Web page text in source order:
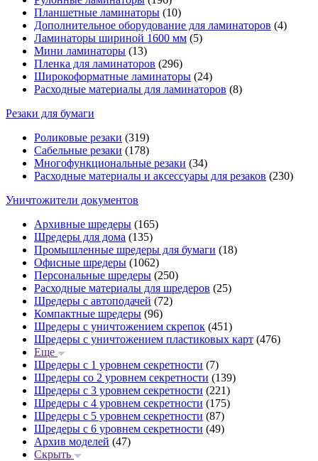
Планшетные ламинаторы (10)
Дополнительное оборудование для ламинаторов (4)
Ламинаторы шириной 1600 мм (5)
Мини ламинаторы (13)
Пленка для ламинаторов (296)
Широкоформатные ламинаторы (24)
Расходные материалы для ламинаторов (8)
Резаки для бумаги
Роликовые резаки (319)
Сабельные резаки (178)
Многофункциональные резаки (34)
Расходные материалы и аксессуары для резаков (230)
Уничтожители документов
Архивные шредеры (165)
Шредеры для дома (135)
Промышленные шредеры для бумаги (18)
Офисные шредеры (1062)
Персональные шредеры (250)
Расходные материалы для шредеров (25)
Шредеры с автоподачей (72)
Компактные шредеры (96)
Шредеры с уничтожением скрепок (451)
Шредеры с уничтожением пластиковых карт (476)
Еще
Шредеры с 1 уровнем секретности (7)
Шредеры со 2 уровнем секретности (139)
Шредеры с 3 уровнем секретности (221)
Шредеры с 4 уровнем секретности (175)
Шредеры с 5 уровнем секретности (87)
Шредеры с 6 уровнем секретности (49)
Архив моделей (47)
Скрыть